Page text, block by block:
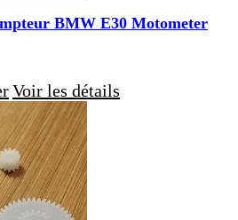
BMW E30 Motometer
Voir les détails